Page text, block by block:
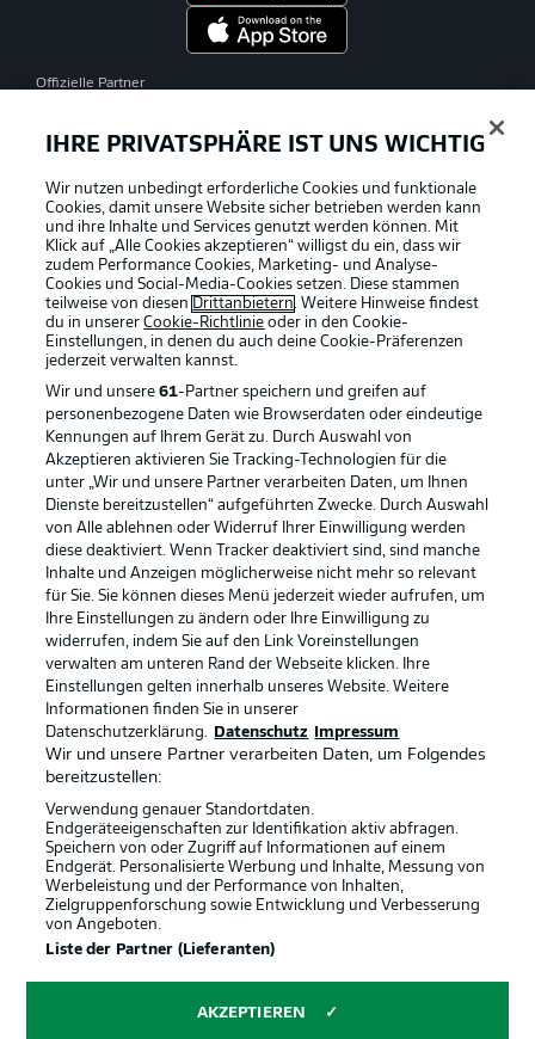
Offizielle Partner
Rechtliche Hinweise Voreinstellungen verwalten
Datenschutz Nutzungsbedingungen
Broadcaster Kontakt
Jobs Impressum
Partner Spieler
Liveticker
© 2026 Bundesliga-Gruppe GmbH
IHRE PRIVATSPHÄRE IST UNS WICHTIG
Wir nutzen unbedingt erforderliche Cookies und funktionale
Cookies, damit unsere Website sicher betrieben werden kann
und ihre Inhalte und Services genutzt werden können. Mit
Klick auf „Alle Cookies akzeptieren“ willigst du ein, dass wir
zudem Performance Cookies, Marketing- und Analyse-
Cookies und Social-Media-Cookies setzen. Diese stammen
teilweise von diesen Drittanbietern. Weitere Hinweise findest
du in unsererCookie-Richtlinie oder in den Cookie-
Einstellungen, in denen du auch deine Cookie-Präferenzen
jederzeit verwalten kannst.
Wir und unsere61-Partner speichern und greifen auf
personenbezogene Daten wie Browserdaten oder eindeutige
Kennungen auf Ihrem Gerät zu. Durch Auswahl von
Akzeptieren aktivieren Sie Tracking-Technologien für die
unter „Wir und unsere Partner verarbeiten Daten, um Ihnen
Dienste bereitzustellen“ aufgeführten Zwecke. Durch Auswahl
von Alle ablehnen oder Widerruf Ihrer Einwilligung werden
diese deaktiviert. Wenn Tracker deaktiviert sind, sind manche
Inhalte und Anzeigen möglicherweise nicht mehr so relevant
für Sie. Sie können dieses Menü jederzeit wieder aufrufen, um
Ihre Einstellungen zu ändern oder Ihre Einwilligung zu
widerrufen, indem Sie auf den Link Voreinstellungen
verwalten am unteren Rand der Webseite klicken. Ihre
Einstellungen gelten innerhalb unseres Website. Weitere
Informationen finden Sie in unserer
Datenschutzerklärung.
Datenschutz Impressum
Wir und unsere Partner verarbeiten Daten, um Folgendes
bereitzustellen:
Verwendung genauer Standortdaten.
Endgeräteeigenschaften zur Identifikation aktiv abfragen.
Speichern von oder Zugriff auf Informationen auf einem
Endgerät. Personalisierte Werbung und Inhalte, Messung von
Werbeleistung und der Performance von Inhalten,
Zielgruppenforschung sowie Entwicklung und Verbesserung
von Angeboten.
Liste der Partner (Lieferanten)
AKZEPTIEREN